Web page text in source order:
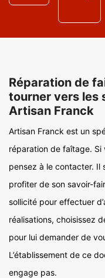
Réparation de
tourner vers les
Artisan Franck
Artisan Franck est un
réparation de faîtage. Si
pensez à le contacter. Il
profiter de son savoir-
sollicité pour effectuer
réalisations, choisissez
pour lui demander de
L’établissement de ce
engage pas.